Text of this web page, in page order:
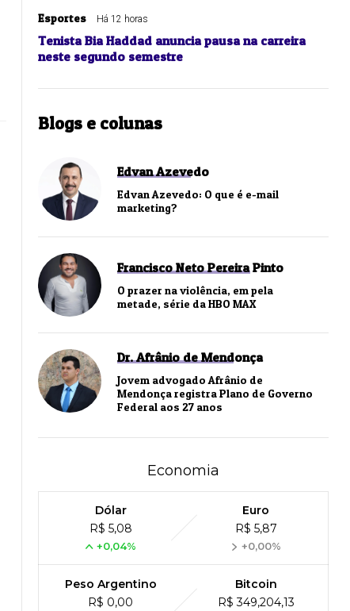
Esportes Há 12 horas
Tenista Bia Haddad anuncia pausa na carreira
neste segundo semestre
Blogs e colunas
Edvan Azevedo
Edvan Azevedo: O que é e-mail
marketing?
Francisco Neto Pereira Pinto
O prazer na violência, em pela
metade, série da HBO MAX
Dr. Afrânio de Mendonça
Jovem advogado Afrânio de
Mendonça registra Plano de Governo
Federal aos 27 anos
Economia
Dólar
R$ 5,08
+0,04%
Euro
R$ 5,87
+0,00%
Peso Argentino
R$ 0,00
Bitcoin
R$ 349,204,13